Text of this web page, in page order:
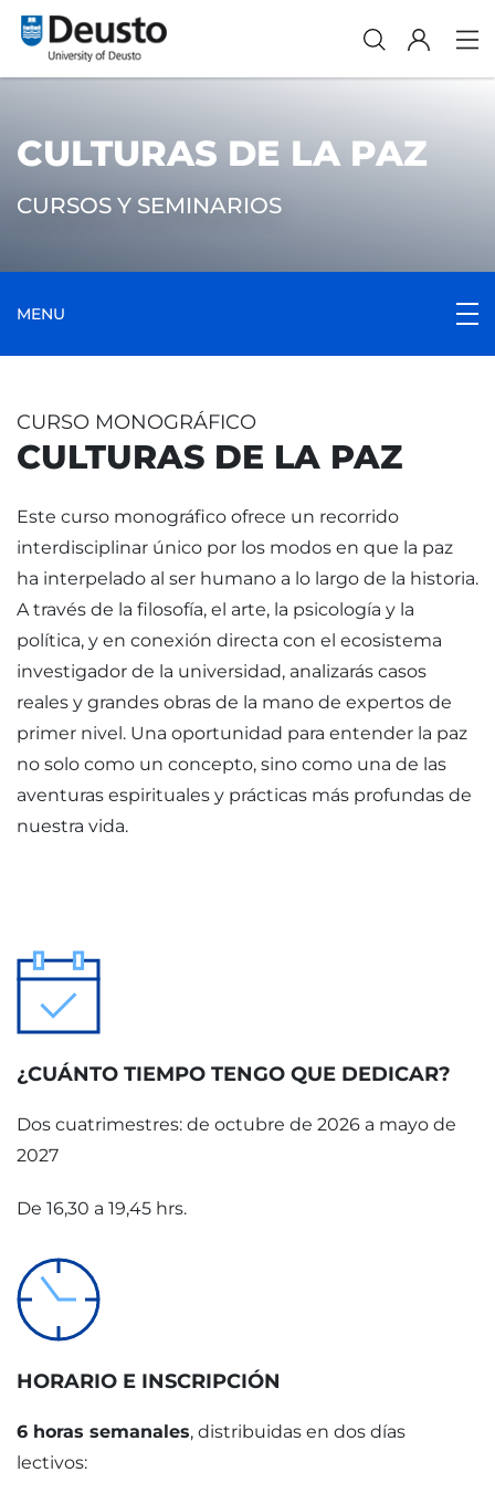
CULTURAS DE LA PAZ
CURSOS Y SEMINARIOS
MENU
CURSO MONOGRÁFICO
CULTURAS DE LA PAZ
Este curso monográfico ofrece un recorrido
interdisciplinar único por los modos en que la paz
ha interpelado al ser humano a lo largo de la historia.
A través de la filosofía, el arte, la psicología y la
política, y en conexión directa con el ecosistema
investigador de la universidad, analizarás casos
reales y grandes obras de la mano de expertos de
primer nivel. Una oportunidad para entender la paz
no solo como un concepto, sino como una de las
aventuras espirituales y prácticas más profundas de
nuestra vida.
¿CUÁNTO TIEMPO TENGO QUE DEDICAR?
Dos cuatrimestres: de octubre de 2026 a mayo de
2027
De 16,30 a 19,45 hrs.
HORARIO E INSCRIPCIÓN
6 horas semanales, distribuidas en dos días
lectivos: